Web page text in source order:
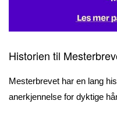
Historien til
Mesterbrevet har en lang
anerkjennelse for dyktige